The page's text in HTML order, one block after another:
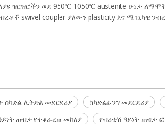
ዝርዝሮችን ወደ 950℃-1050℃ austenite ሁኔታ
swivel coupler ያለውን plasticity እና ሜካኒካዊ
ስካድል ሊትድል መደርደሪያ ስካድልፊንግ መደርደሪያ
ጠብታ የተቆራረጠ መከለያ
የብሪቲሽ ዓይነት ጠብታ